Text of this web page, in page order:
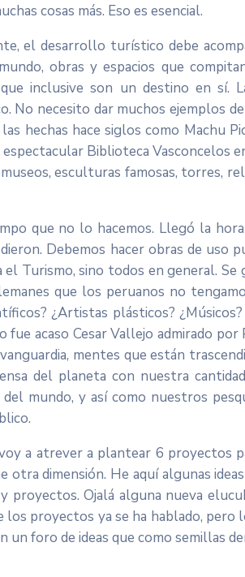
cosas más. Eso es esencial.
el desarrollo turístico debe
obras y espacios que
inclusive son un destino en
necesito dar muchos ejemplos
hechas hace siglos como Machu
Biblioteca
esculturas famosas, torres,
que no lo hacemos. Llegó la
Debemos hacer obras de uso
Turismo, sino todos en general.
que los peruanos no
¿Artistas plásticos?
acaso Cesar Vallejo admirado
mentes que están
del planeta con nuestra
mundo, y así como nuestros
a atrever a plantear 6 proyectos
dimensión. He aquí algunas
proyectos. Ojalá alguna nueva
proyectos ya se ha hablado,
un foro de ideas que como semillas